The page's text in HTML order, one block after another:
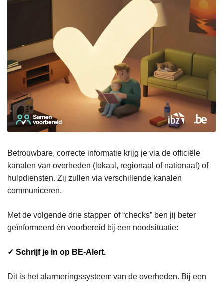
Betrouwbare, correcte informatie krijg je via de officiële
kanalen van overheden (lokaal, regionaal of nationaal) of
hulpdiensten. Zij zullen via verschillende kanalen
communiceren.
Met de volgende drie stappen of “checks” ben jij beter
geïnformeerd én voorbereid bij een noodsituatie:
✓ Schrijf je in op BE-Alert.
Dit is het alarmeringssysteem van de overheden. Bij een